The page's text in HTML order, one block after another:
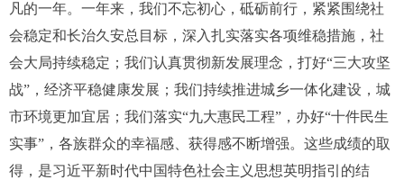
凡的一年。一年来，我们不忘初心，砥砺前行，紧紧围绕社
会稳定和长治久安总目标，深入扎实落实各项维稳措施，社
会大局持续稳定；我们认真贯彻新发展理念，打好“三大攻坚
战”，经济平稳健康发展；我们持续推进城乡一体化建设，城
市环境更加宜居；我们落实“九大惠民工程”，办好“十件民生
实事”，各族群众的幸福感、获得感不断增强。这些成绩的取
得，是习近平新时代中国特色社会主义思想英明指引的结